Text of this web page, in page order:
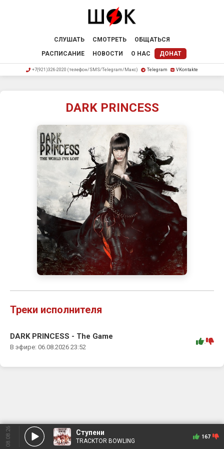
СЛУШАТЬ СМОТРЕТЬ
ОБЩАТЬСЯ
РАСПИСАНИЕ
НОВОСТИ О НАС ДОНАТ
+7(921)326-2020 (телефон/SMS/Telegram/Макс) Telegram VKontakte
DARK PRINCESS
Треки исполнителя
DARK PRINCESS - The Game
В эфире: 06.08.2026 23:52
:
08.08.26 Ступени
TRACKTOR BOWLING
167